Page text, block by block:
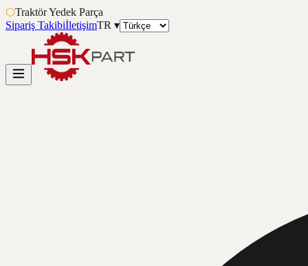
⬡Traktör Yedek Parça
Sipariş TakibiİletişimTR ▾